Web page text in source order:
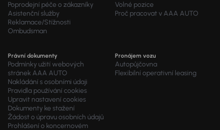
Poprodejní péče o zákazníky
Asistenční služby
Reklamace/Stížnosti
Ombudsman
Volné pozice
Proč pracovat v AAA AUTO
Právní dokumenty
Podmínky užití webových
stránek AAA AUTO
Nakládání s osobními údaji
Pravidla používání cookies
Upravit nastavení cookies
Dokumenty ke stažení
Žádost o úpravu osobních údajů
Prohlášení o koncernovém
Pronájem vozu
Autopůjčovna
Flexibilní operativní leasing